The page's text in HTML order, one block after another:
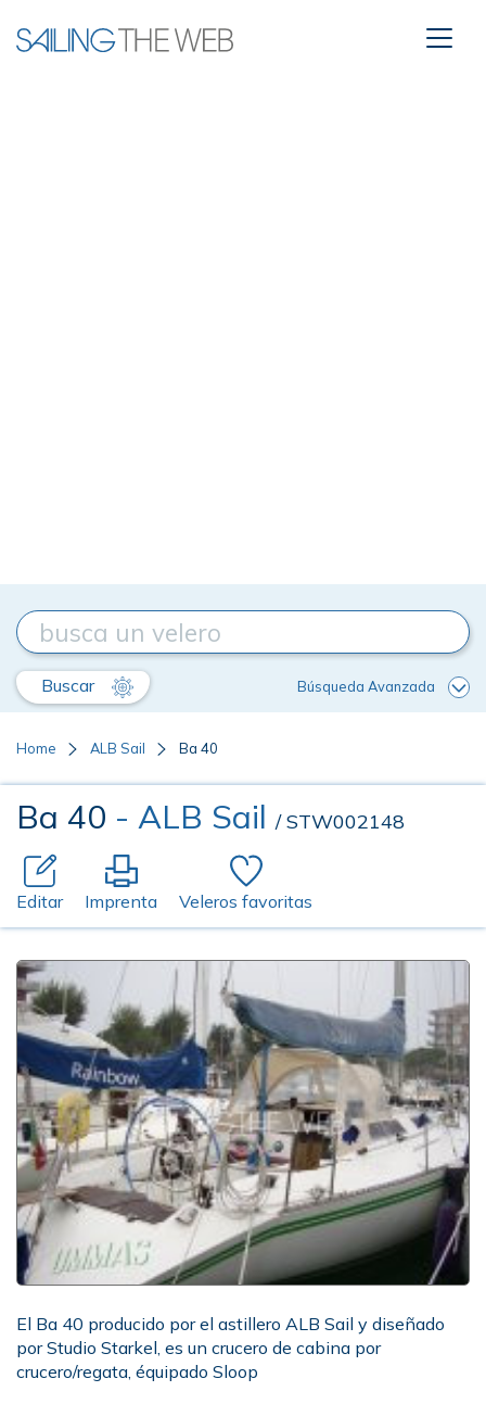
Buscar Búsqueda Avanzada
Home ALB Sail Ba 40
Ba 40 - ALB Sail / STW002148
Editar Imprenta Veleros favoritas
El Ba 40 producido por el astillero ALB Sail y diseñado
por Studio Starkel, es un crucero de cabina por
crucero/regata, équipado Sloop